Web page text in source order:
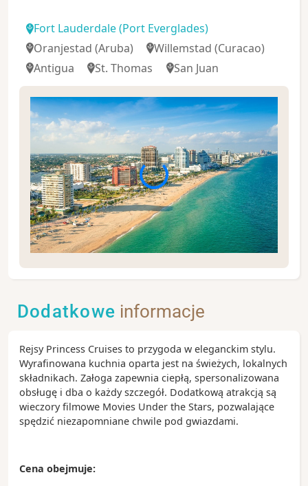
Fort Lauderdale(Port Everglades)
Oranjestad (Aruba)
Willemstad (Curacao)
Antigua
St. Thomas San Juan
Fort Lauderdale słynie z sieci malowniczych kanałów
„Wenecją Ameryki” dzięki licznym drogom wodnym
kanałach, odpocząć nad oceanem lub odwiedzić
pobliskie Miami i Park Narodowy Everglades.
Zobacz koniecznie:
Fort Lauderdale Beach – szeroka, piaszczysta
plaża z nadmorską promenadą i licznymi
restauracjami
Rejs po kanałach Fort Lauderdale – doskonały
sposób na podziwianie luksusowych rezydencji
Dodatkowe informacje
Rejsy Princess Cruises to przygoda w eleganckim stylu.
Wyrafinowana kuchnia oparta jest na świeżych, lokalnych
składnikach. Załoga zapewnia ciepłą, spersonalizowana
obsługę i dba o każdy szczegół. Dodatkową atrakcją są
wieczory filmowe Movies Under the Stars, pozwalające
spędzić niezapomniane chwile pod gwiazdami.
Cena obejmuje: